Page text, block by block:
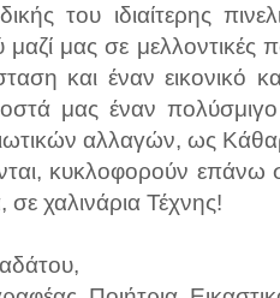
του ιδιαίτερης
μαζί μας σε
και έναν εικονικό
μας έναν
αλλαγών, ως
κυκλοφορούν επάνω
χαλινάρια Τέχνης!